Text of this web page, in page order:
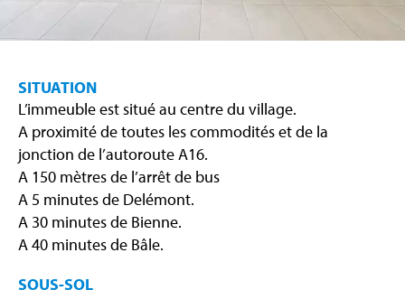
SITUATION
L’immeuble est situé au centre du village.
A proximité de toutes les commodités et de la
jonction de l’autoroute A16.
A 150 mètres de l’arrêt de bus
A 5 minutes de Delémont.
A 30 minutes de Bienne.
A 40 minutes de Bâle.
SOUS-SOL